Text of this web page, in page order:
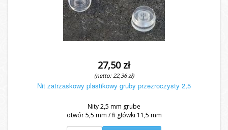
27,50 zł
(netto: 22,36 zł)
Nit zatrzaskowy plastikowy gruby przezroczysty 2,5
Nity 2,5 mm grube
otwór 5,5 mm / fi główki 11,5 mm